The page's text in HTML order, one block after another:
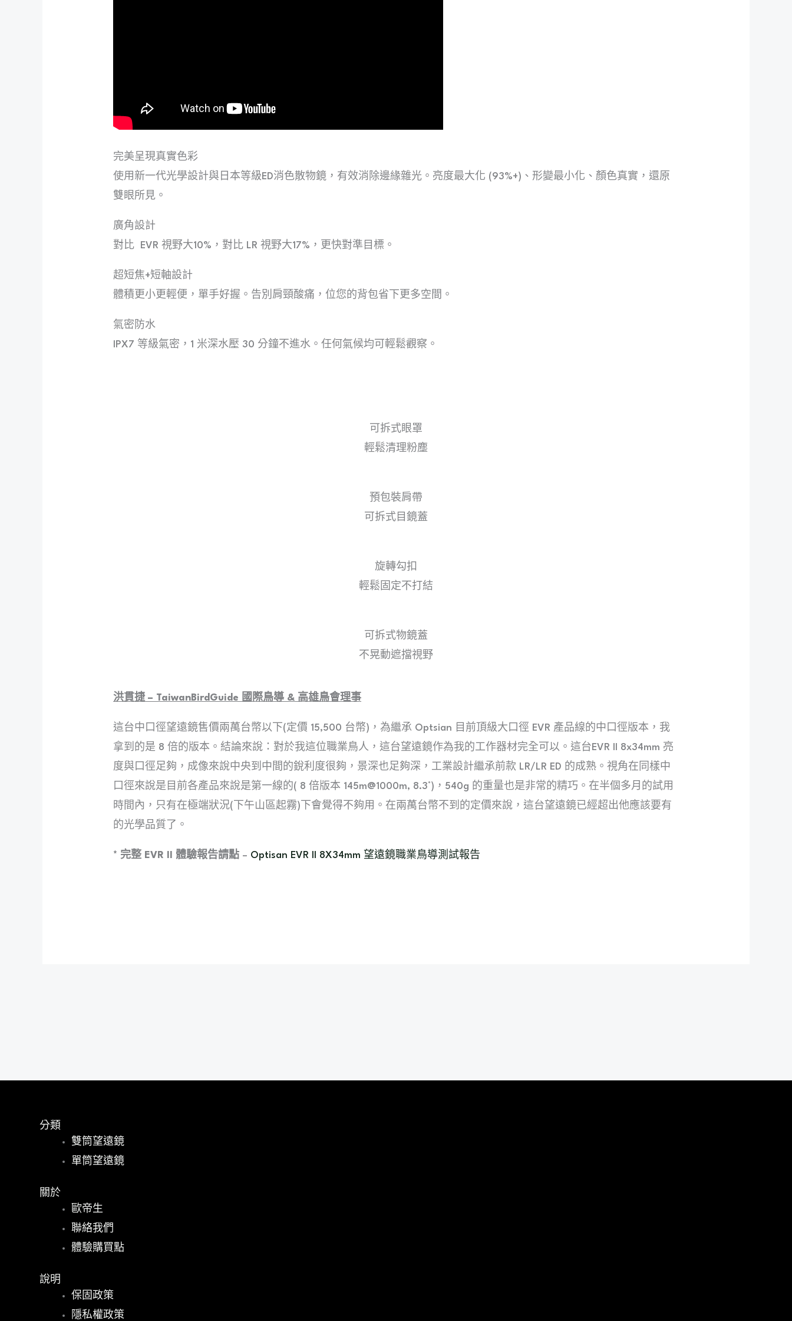
完美呈現真實色彩
使用新一代光學設計與日本等級ED消色散物鏡，有效消除邊緣雜光。亮度最大化 (93%+)、形變最小化、顏色真實，還原
雙眼所見。
廣角設計
對比
EVR 視野大10%，對比 LR 視野大17%，更快對準目標。
超短焦+短軸設計
體積更小更輕便，單手好握。告別肩頸酸痛，位您的背包省下更多空間。
氣密防水
IPX7 等級氣密，1 米深水壓 30 分鐘不進水。任何氣候均可輕鬆觀察。
可拆式眼罩
輕鬆清理粉塵
預包裝肩帶
可拆式目鏡蓋
旋轉勾扣
輕鬆固定不打結
可拆式物鏡蓋
不晃動遮擋視野
洪貫捷 – TaiwanBirdGuide 國際鳥導 & 高雄鳥會理事
這台中口徑望遠鏡售價兩萬台幣以下(定價 15,500 台幣)，為繼承 Optsian 目前頂級大口徑 EVR 產品線的中口徑版本，我
拿到的是 8 倍的版本。結論來說：對於我這位職業鳥人，這台望遠鏡作為我的工作器材完全可以。這台EVR II 8x34mm 亮
度與口徑足夠，成像來說中央到中間的銳利度很夠，景深也足夠深，工業設計繼承前款 LR/LR ED 的成熟。視角在同樣中
口徑來說是目前各產品來說是第一線的( 8 倍版本 145m@1000m, 8.3°)，540g 的重量也是非常的精巧。在半個多月的試用
時間內，只有在極端狀況(下午山區起霧)下會覺得不夠用。在兩萬台幣不到的定價來說，這台望遠鏡已經超出他應該要有
的光學品質了。
* 完整 EVR II 體驗報告請點 – Optisan EVR II 8X34mm 望遠鏡職業鳥導測試報告
分類
雙筒望遠鏡
單筒望遠鏡
關於
歐帝生
聯絡我們
體驗購買點
說明
保固政策
隱私權政策